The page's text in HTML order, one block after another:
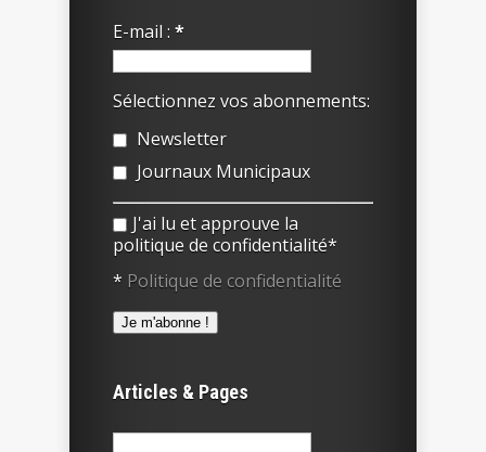
E-mail : *
Sélectionnez vos abonnements:
Newsletter
Journaux Municipaux
J'ai lu et approuve la
politique de confidentialité*
* Politique de confidentialité
Articles & Pages
Rechercher :